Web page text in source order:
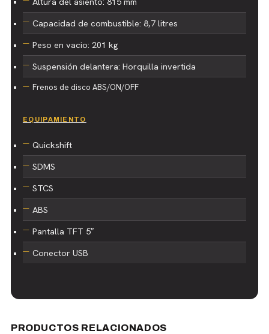
Capacidad de combustible: 8,7 litres
Peso en vacio: 201 kg
Suspensión delantera: Horquilla invertida
Frenos de disco ABS/ON/OFF
EQUIPAMIENTO
Quickshift
SDMS
STCS
ABS
Pantalla TFT 5″
Conector USB
PRODUCTOS RELACIONADOS